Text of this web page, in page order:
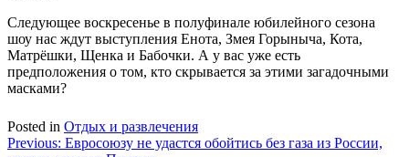
Следующее воскресенье в полуфинале юбилейного сезона
шоу нас ждут выступления Енота, Змея Горыныча, Кота,
Матрёшки, Щенка и Бабочки. А у вас уже есть
предположения о том, кто скрывается за этими загадочными
масками?
Posted in Отдых и развлечения
Навигация
Previous: Евросоюзу не удастся обойтись без газа из России,